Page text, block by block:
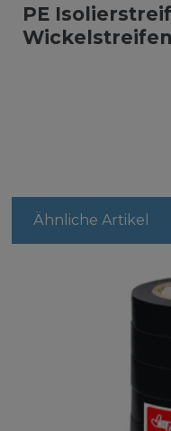
PE
Ähnliche Artikel